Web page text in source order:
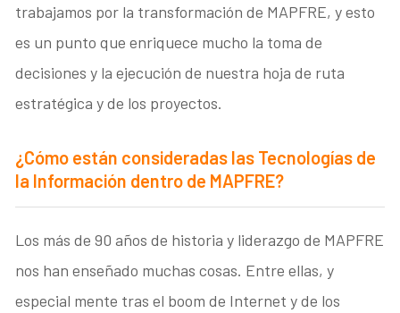
trabajamos por la transformación de MAPFRE, y esto
es un punto que enriquece mucho la toma de
decisiones y la ejecución de nuestra hoja de ruta
estratégica y de los proyectos.
¿Cómo están consideradas las Tecnologías de
la Información dentro de MAPFRE?
Los más de 90 años de historia y liderazgo de MAPFRE
nos han enseñado muchas cosas. Entre ellas, y
especial mente tras el boom de Internet y de los